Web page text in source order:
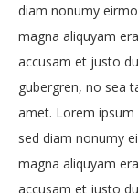
diam nonumy
magna aliquyam
accusam et justo
gubergren, no sea
amet. Lorem
sed diam nonumy
magna aliquyam
accusam et justo